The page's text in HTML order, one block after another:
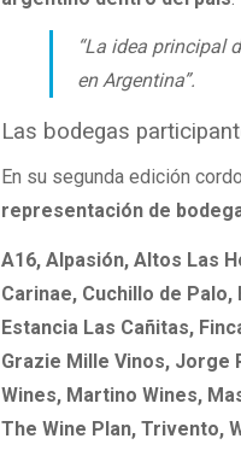
“La idea principal
en Argentina”.
Las bodegas
En su segunda edición
representación de
A16, Alpasión, Altos Las
Carinae, Cuchillo de Palo,
Estancia Las Cañitas,
Grazie Mille Vinos, Jorge
Wines, Martino Wines,
The Wine Plan, Trivento,